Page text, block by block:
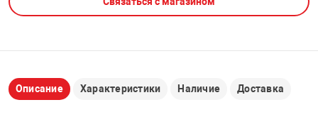
USB ХАБЫ
Описание Характеристики Наличие Доставка